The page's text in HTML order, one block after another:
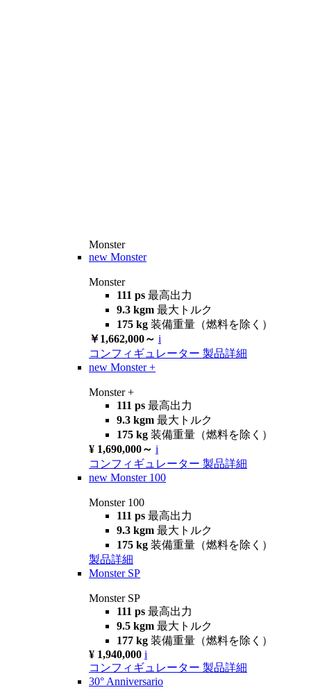
Monster
new Monster
Monster
111 ps 最高出力
9.3 kgm 最大トルク
175 kg 装備重量（燃料を除く）
￥1,662,000～ i
コンフィギュレーター 製品詳細
new Monster +
Monster +
111 ps 最高出力
9.3 kgm 最大トルク
175 kg 装備重量（燃料を除く）
¥ 1,690,000～ i
コンフィギュレーター 製品詳細
new Monster 100
Monster 100
111 ps 最高出力
9.3 kgm 最大トルク
175 kg 装備重量（燃料を除く）
製品詳細
Monster SP
Monster SP
111 ps 最高出力
9.5 kgm 最大トルク
177 kg 装備重量（燃料を除く）
¥ 1,940,000 i
コンフィギュレーター 製品詳細
30° Anniversario